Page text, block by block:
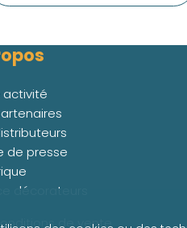
activité
de presse
décorateurs
de vente